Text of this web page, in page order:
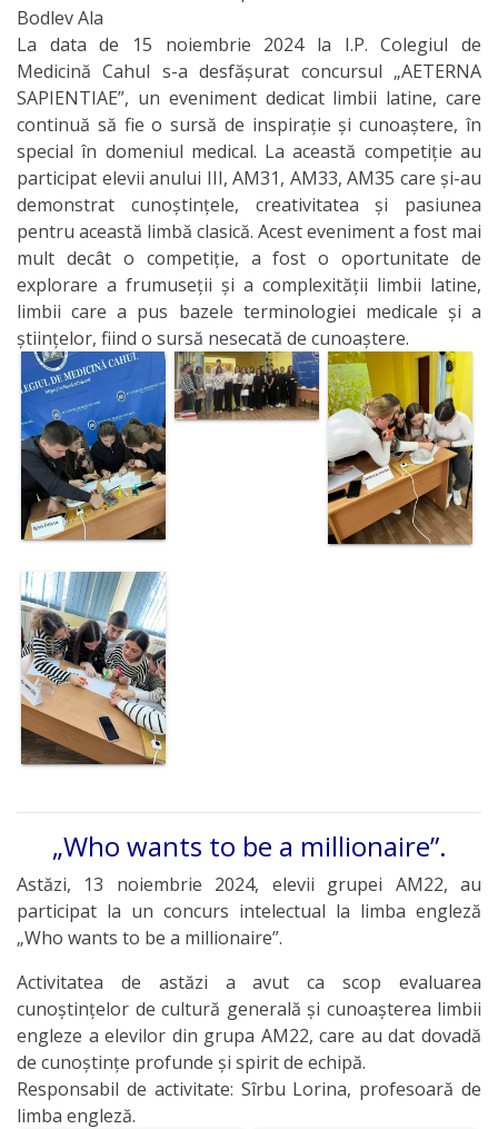
Bodlev Ala
La data de 15 noiembrie 2024 la I.P. Colegiul de
Medicină Cahul s-a desfășurat concursul „AETERNA
SAPIENTIAE”, un eveniment dedicat limbii latine, care
continuă să fie o sursă de inspirație și cunoaștere, în
special în domeniul medical. La această competiție au
participat elevii anului III, AM31, AM33, AM35 care și-au
demonstrat cunoștințele, creativitatea și pasiunea
pentru această limbă clasică. Acest eveniment a fost mai
mult decât o competiție, a fost o oportunitate de
explorare a frumuseții și a complexității limbii latine,
limbii care a pus bazele terminologiei medicale și a
științelor, fiind o sursă nesecată de cunoaștere.
„Who wants to be a millionaire”.
Astăzi, 13 noiembrie 2024, elevii grupei AM22, au
participat la un concurs intelectual la limba engleză
„Who wants to be a millionaire”.
Activitatea de astăzi a avut ca scop evaluarea
cunoștințelor de cultură generală și cunoașterea limbii
engleze a elevilor din grupa AM22, care au dat dovadă
de cunoștințe profunde și spirit de echipă.
Responsabil de activitate: Sîrbu Lorina, profesoară de
limba engleză.